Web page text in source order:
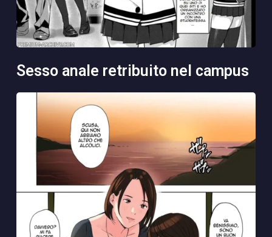
sesso anale retribuito nel campus